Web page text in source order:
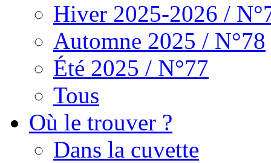
Hiver 2025-2026 /
Automne 2025 / N°78
Été 2025 / N°77
Tous
Où le trouver ?
Dans la cuvette